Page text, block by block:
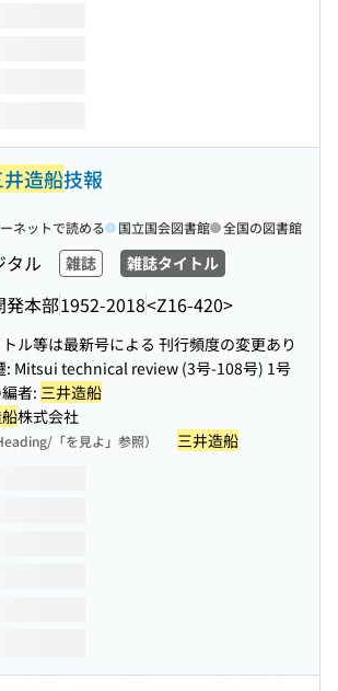
井造船技報
タル 雑誌 雑誌タイトル
発本部1952-2018<Z16-420>
ネットで読める 国立国会図書館 全国の図書館
ル等は最新号による 刊行頻度の変更あり
: Mitsui technical review (3号-108号) 1号
者: 三井造船
株式会社
「を見よ」参照） 三井造船